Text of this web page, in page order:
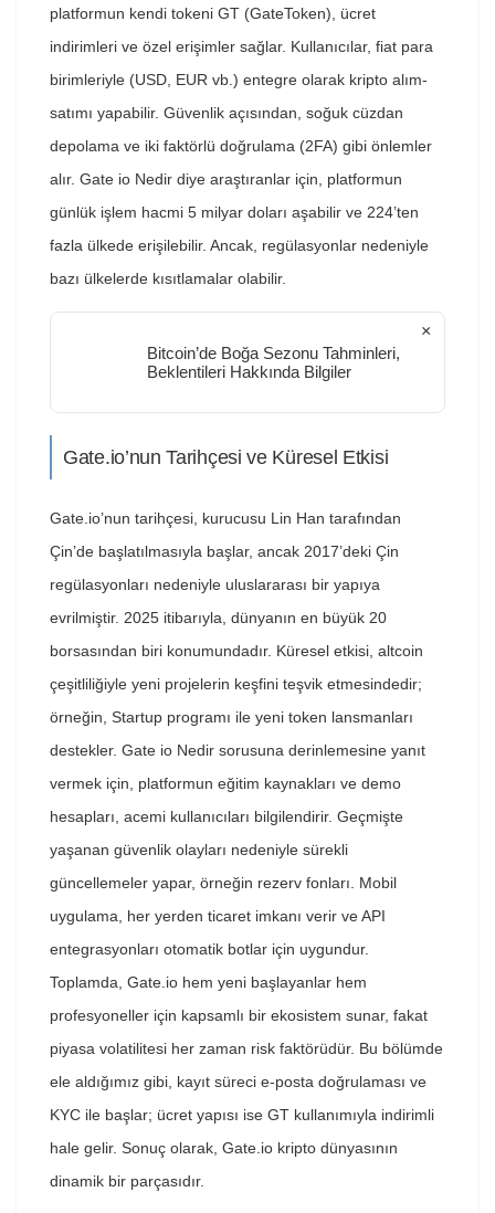
platformun kendi tokeni GT (GateToken), ücret
indirimleri ve özel erişimler sağlar. Kullanıcılar, fiat para
birimleriyle (USD, EUR vb.) entegre olarak kripto alım-
satımı yapabilir. Güvenlik açısından, soğuk cüzdan
depolama ve iki faktörlü doğrulama (2FA) gibi önlemler
alır. Gate io Nedir diye araştıranlar için, platformun
günlük işlem hacmi 5 milyar doları aşabilir ve 224’ten
fazla ülkede erişilebilir. Ancak, regülasyonlar nedeniyle
bazı ülkelerde kısıtlamalar olabilir.
Bitcoin’de Boğa Sezonu Tahminleri,
Beklentileri Hakkında Bilgiler
×
Gate.io’nun Tarihçesi ve Küresel Etkisi
Gate.io’nun tarihçesi, kurucusu Lin Han tarafından
Çin’de başlatılmasıyla başlar, ancak 2017’deki Çin
regülasyonları nedeniyle uluslararası bir yapıya
evrilmiştir. 2025 itibarıyla, dünyanın en büyük 20
borsasından biri konumundadır. Küresel etkisi, altcoin
çeşitliliğiyle yeni projelerin keşfini teşvik etmesindedir;
örneğin, Startup programı ile yeni token lansmanları
destekler. Gate io Nedir sorusuna derinlemesine yanıt
vermek için, platformun eğitim kaynakları ve demo
hesapları, acemi kullanıcıları bilgilendirir. Geçmişte
yaşanan güvenlik olayları nedeniyle sürekli
güncellemeler yapar, örneğin rezerv fonları. Mobil
uygulama, her yerden ticaret imkanı verir ve API
entegrasyonları otomatik botlar için uygundur.
Toplamda, Gate.io hem yeni başlayanlar hem
profesyoneller için kapsamlı bir ekosistem sunar, fakat
piyasa volatilitesi her zaman risk faktörüdür. Bu bölümde
ele aldığımız gibi, kayıt süreci e-posta doğrulaması ve
KYC ile başlar; ücret yapısı ise GT kullanımıyla indirimli
hale gelir. Sonuç olarak, Gate.io kripto dünyasının
dinamik bir parçasıdır.